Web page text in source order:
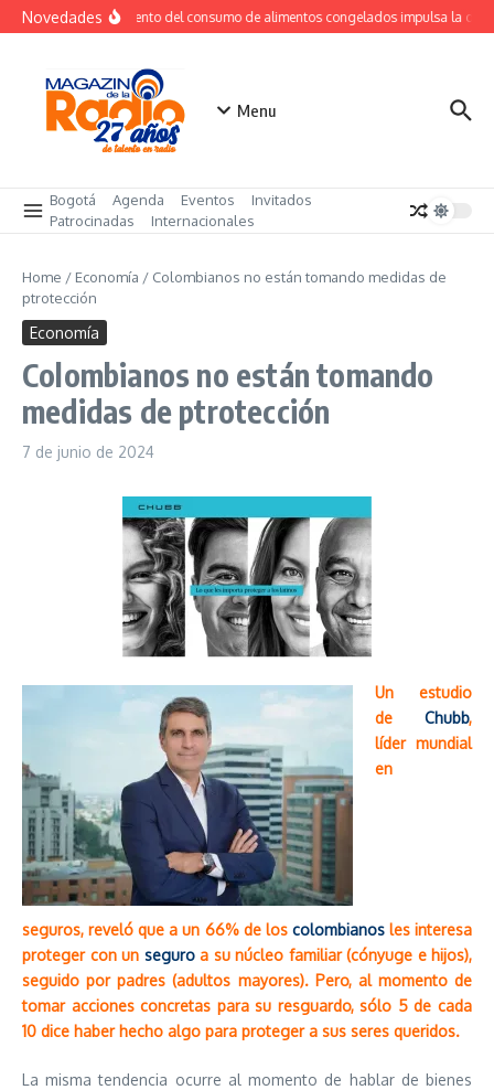
Saltar al contenido
NovedadesCrecimiento del consumo de alimentos congelados impulsa la
Menu
Bogotá Agenda Eventos
Invitados
Patrocinadas
Internacionales
Home / Economía / Colombianos no están tomando medidas de
ptrotección
Economía
Colombianos no están tomando
medidas de ptrotección
7 de junio de 2024
Un estudio
de Chubb,
líder mundial
en
seguros, reveló que a un 66% de los colombianos les interesa
proteger con un seguroa su núcleo familiar (cónyuge e hijos),
seguido por padres (adultos mayores). Pero, al momento de
tomar acciones concretas para su resguardo, sólo 5 de cada
10 dice haber hecho algo para proteger a sus seres queridos.
La misma tendencia ocurre al momento de hablar de bienes